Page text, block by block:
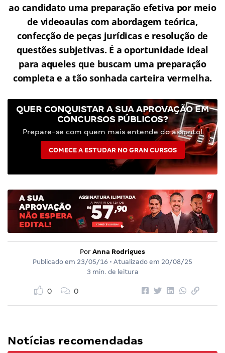
ao candidato uma preparação efetiva por meio
de videoaulas com abordagem teórica,
confecção de peças jurídicas e resolução de
questões subjetivas. É a oportunidade ideal
para aqueles que buscam uma preparação
completa e a tão sonhada carteira vermelha.
QUER CONQUISTAR A SUA APROVAÇÃO EM
CONCURSOS PÚBLICOS?
Prepare-se com quem mais entende do assunto!
COMECE A ESTUDAR NO GRAN CURSOS
Por Anna Rodrigues
Publicado em 23/05/16 • Atualizado em 20/08/25
3 min. de leitura
0 0
Notícias recomendadas